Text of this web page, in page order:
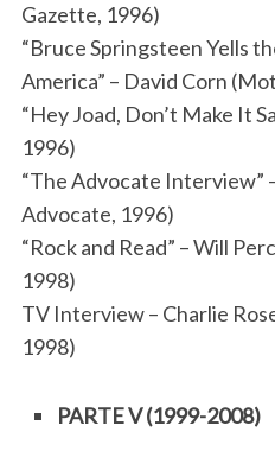
Gazette, 1996)
“Bruce Springsteen Yells
America” – David Corn
“Hey Joad, Don’t Make It
1996)
“The Advocate Interview”
Advocate, 1996)
“Rock and Read” – Will
1998)
TV Interview – Charlie
1998)
PARTE V (1999-2008)